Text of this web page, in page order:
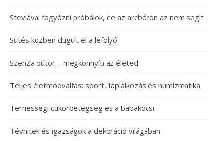
Steviával fogyózni próbálok, de az arcbőrön az nem segít
Sütés közben dugult el a lefolyó
SzenZa bútor – megkönnyíti az életed
Teljes életmódváltás: sport, táplálkozás és numizmatika
Terhességi cukorbetegség és a babakocsi
Tévhitek és igazságok a dekoráció világában